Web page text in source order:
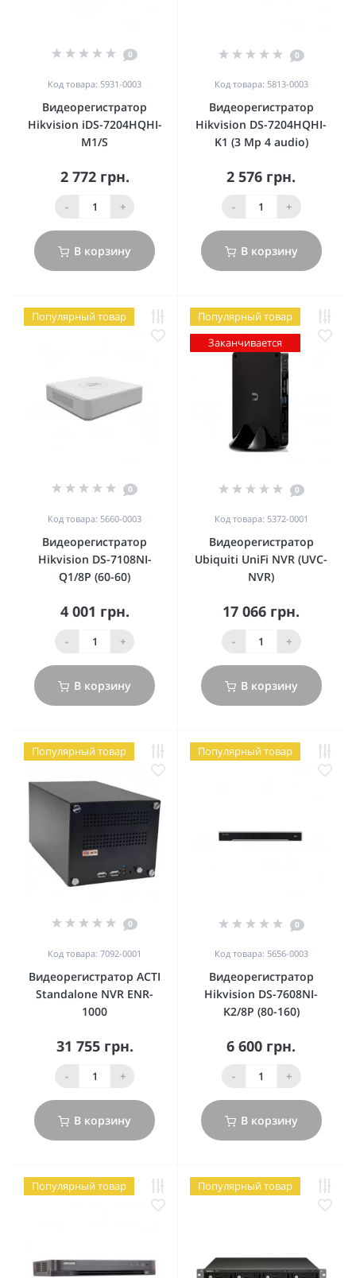
0
Код товара: 5931-0003
Видеорегистратор
Hikvision iDS-7204HQHI-
M1/S
2 772 грн.
- +
В корзину
0
Код товара: 5813-0003
Видеорегистратор
Hikvision DS-7204HQHI-
K1 (3 Mp 4 audio)
2 576 грн.
- +
В корзину
Популярный товар
0
Код товара: 5660-0003
Видеорегистратор
Hikvision DS-7108NI-
Q1/8P (60-60)
4 001 грн.
- +
В корзину
Популярный товар
Заканчивается
0
Код товара: 5372-0001
Видеорегистратор
Ubiquiti UniFi NVR (UVC-
NVR)
17 066 грн.
- +
В корзину
Популярный товар
0
Код товара: 7092-0001
Видеорегистратор ACTI
Standalone NVR ENR-
1000
31 755 грн.
- +
В корзину
Популярный товар
0
Код товара: 5656-0003
Видеорегистратор
Hikvision DS-7608NI-
K2/8P (80-160)
6 600 грн.
- +
В корзину
Популярный товар Популярный товар